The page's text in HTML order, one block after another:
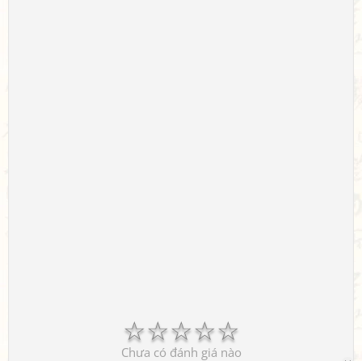
☆
☆
☆
☆
☆
Chưa có đánh giá nào